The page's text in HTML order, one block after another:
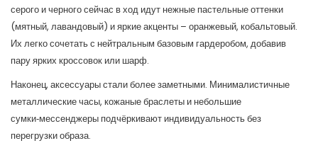
серого и черного сейчас в ход идут нежные пастельные оттенки
(мятный, лавандовый) и яркие акценты – оранжевый, кобальтовый.
Их легко сочетать с нейтральным базовым гардеробом, добавив
пару ярких кроссовок или шарф.
Наконец, аксессуары стали более заметными. Минималистичные
металлические часы, кожаные браслеты и небольшие
сумки‑мессенджеры подчёркивают индивидуальность без
перегрузки образа.